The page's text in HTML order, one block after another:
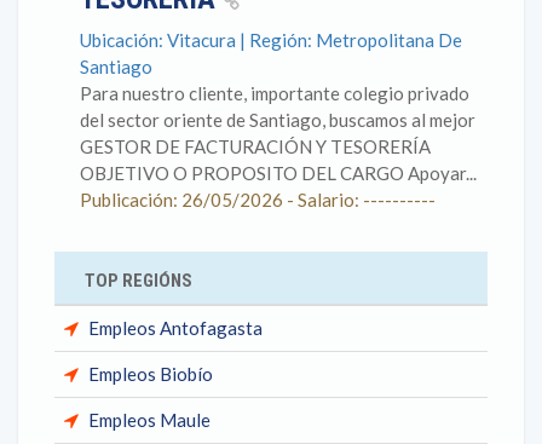
Ubicación: Vitacura | Región: Metropolitana De
Santiago
Para nuestro cliente, importante colegio privado
del sector oriente de Santiago, buscamos al mejor
GESTOR DE FACTURACIÓN Y TESORERÍA
OBJETIVO O PROPOSITO DEL CARGO Apoyar...
Publicación: 26/05/2026 - Salario: ----------
TOP REGIÓNS
Empleos Antofagasta
Empleos Biobío
Empleos Maule